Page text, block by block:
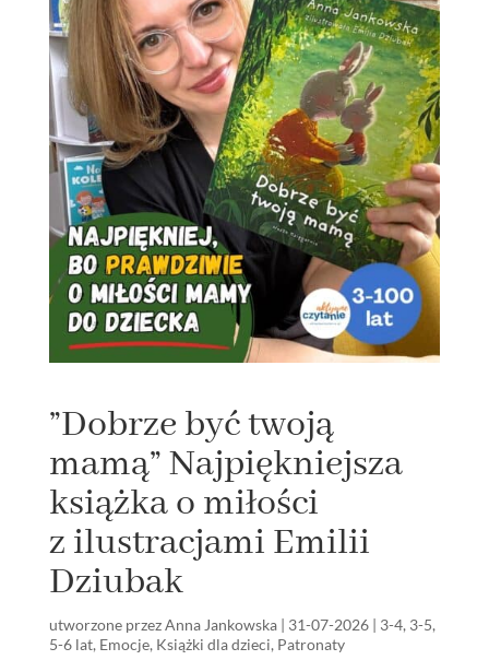
”Dobrze być twoją
mamą” Najpiękniejsza
książka o miłości
z ilustracjami Emilii
Dziubak
utworzone przezAnna Jankowska| 31-07-2026| 3-4, 3-5,
5-6 lat, Emocje, Książki dla dzieci, Patronaty